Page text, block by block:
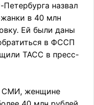
назвал
в 40 млн
Ей были даны
в ФССП
ТАСС в пресс-
СМИ, женщине